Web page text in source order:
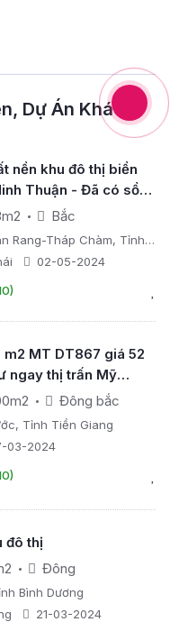
Dự Án Khác
nền khu đô thị biển
Thuận - Đã có sổ
dài
Bắc
02-05-2024
m2 MT DT867 giá 52
ngay thị trấn Mỹ
Đông bắc
Tỉnh Tiền Giang
03-2024
đô thị
Đông
Bình Dương
21-03-2024